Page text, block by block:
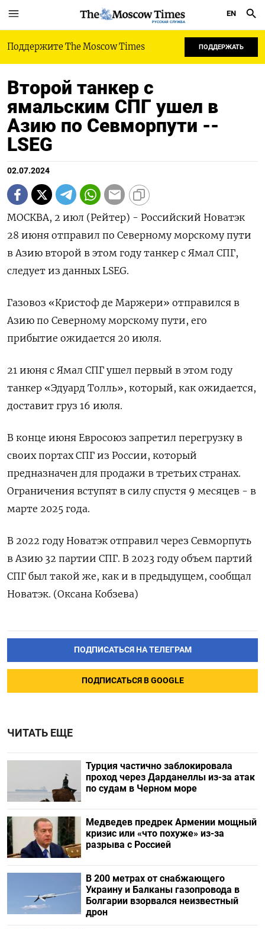
РУССКАЯ СЛУЖБА
EN
Поддержите The Moscow Times ПОДДЕРЖАТЬ
Второй танкер с
ямальским СПГ ушел в
Азию по Севморпути --
LSEG
02.07.2024
МОСКВА, 2 июл (Рейтер) - Российский Новатэк
28 июня отправил по Северному морскому пути
в Азию второй в этом году танкер с Ямал СПГ,
следует из данных LSEG.
Газовоз «Кристоф де Маржери» отправился в
Азию по Северному морскому пути, его
прибытие ожидается 20 июля.
21 июня с Ямал СПГ ушел первый в этом году
танкер «Эдуард Толль», который, как ожидается,
доставит груз 16 июля.
В конце июня Евросоюз запретил перегрузку в
своих портах СПГ из России, который
предназначен для продажи в третьих странах.
Ограничения вступят в силу спустя 9 месяцев - в
марте 2025 года.
В 2022 году Новатэк отправил через Севморпуть
в Азию 32 партии СПГ. В 2023 году объем партий
СПГ был такой же, как и в предыдущем, сообщал
Новатэк. (Оксана Кобзева)
ПОДПИСАТЬСЯ НА ТЕЛЕГРАМ
ПОДПИСАТЬСЯ В GOOGLE
ЧИТАТЬ ЕЩЕ
Турция частично заблокировала
проход через Дарданеллы из-за атак
по судам в Черном море
Медведев предрек Армении мощный
кризис или «что похуже» из-за
разрыва с Россией
В 200 метрах от снабжающего
Украину и Балканы газопровода в
Болгарии взорвался неизвестный
дрон